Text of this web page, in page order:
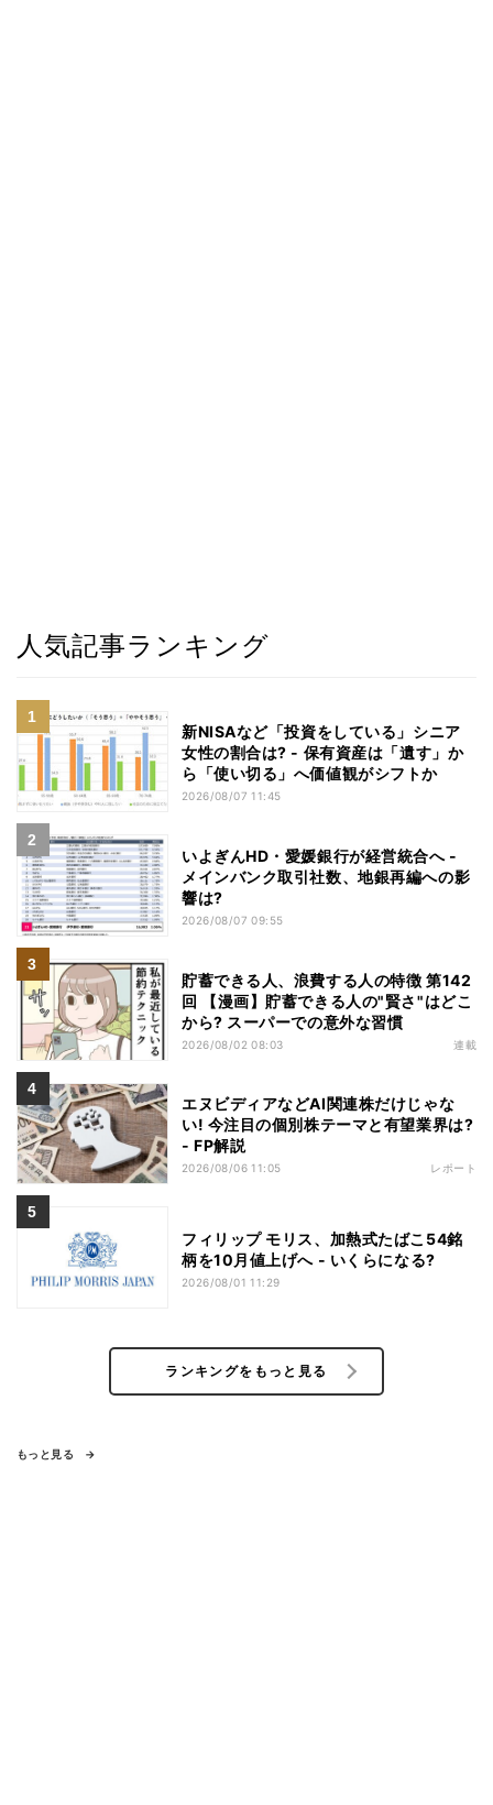
人気記事ランキング
新NISAなど「投資をしている」シニア
女性の割合は? - 保有資産は「遺す」か
ら「使い切る」へ価値観がシフトか
2026/08/07 11:45
いよぎんHD・愛媛銀行が経営統合へ -
メインバンク取引社数、地銀再編への影
響は?
2026/08/07 09:55
貯蓄できる人、浪費する人の特徴 第142
回 【漫画】貯蓄できる人の"賢さ"はどこ
から? スーパーでの意外な習慣
2026/08/02 08:03 連載
エヌビディアなどAI関連株だけじゃな
い! 今注目の個別株テーマと有望業界は?
- FP解説
2026/08/06 11:05 レポート
フィリップ モリス、加熱式たばこ54銘
柄を10月値上げへ - いくらになる?
2026/08/01 11:29
ランキングをもっと見る
もっと見る